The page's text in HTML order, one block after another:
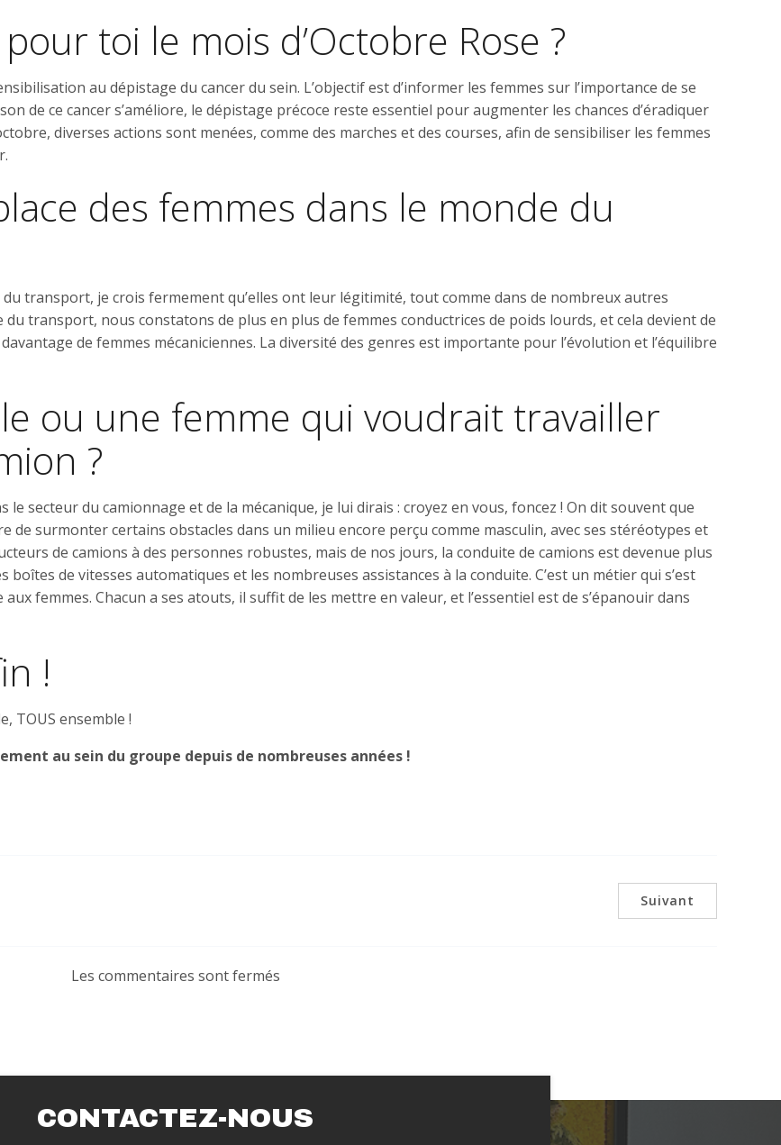
toi le mois d’Octobre Rose ?
au dépistage du cancer du sein. L’objectif est d’informer les femmes sur l’importance de se
de ce cancer s’améliore, le dépistage précoce reste essentiel pour augmenter les chances d’éradiquer
diverses actions sont menées, comme des marches et des courses, afin de sensibiliser les femmes
des femmes dans le monde du
du transport, je crois fermement qu’elles ont leur légitimité, tout comme dans de nombreux autres
transport, nous constatons de plus en plus de femmes conductrices de poids lourds, et cela devient de
de femmes mécaniciennes. La diversité des genres est importante pour l’évolution et l’équilibre
ou une femme qui voudrait travailler
?
secteur du camionnage et de la mécanique, je lui dirais : croyez en vous, foncez ! On dit souvent que
de surmonter certains obstacles dans un milieu encore perçu comme masculin, avec ses stéréotypes et
de camions à des personnes robustes, mais de nos jours, la conduite de camions est devenue plus
boîtes de vitesses automatiques et les nombreuses assistances à la conduite. C’est un métier qui s’est
femmes. Chacun a ses atouts, il suffit de les mettre en valeur, et l’essentiel est de s’épanouir dans
!
TOUS ensemble !
au sein du groupe depuis de nombreuses années !
Suivant
Les commentaires sont fermés
CONTACTEZ-NOUS